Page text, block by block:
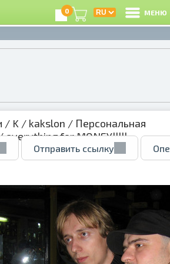
0 МЕНЮ
/ K / kakslon / Персональная
for MONEY!!!!!
Отправить ссылку